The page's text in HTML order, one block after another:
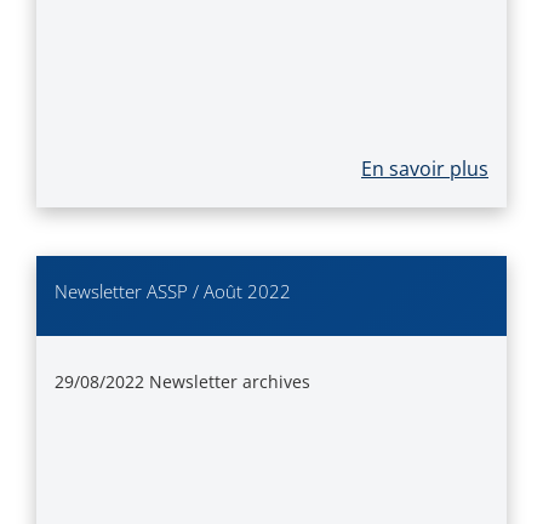
En savoir plus
Newsletter ASSP / Août 2022
29/08/2022 Newsletter archives